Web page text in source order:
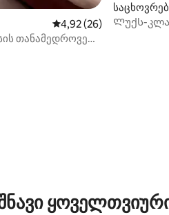
საშუალო შეფასებაა
4,92 (26)
თანამედროვე
Ლუქს-